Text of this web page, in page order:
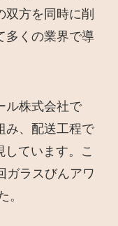
方を同時に削
多くの業界で導
ル株式会社で
み、配送工程で
ています。こ
ガラスびんアワ
。